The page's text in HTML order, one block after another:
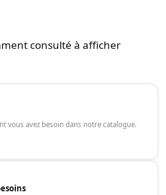
consulté à afficher
vous avez besoin dans notre catalogue.